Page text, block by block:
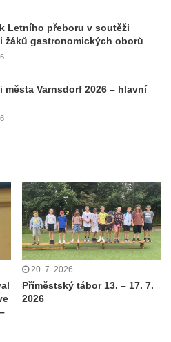
Letního přeboru v soutěži
žáků gastronomických oborů
města Varnsdorf 2026 – hlavní
20. 7. 2026
Příměstský tábor 13. – 17. 7.
2026